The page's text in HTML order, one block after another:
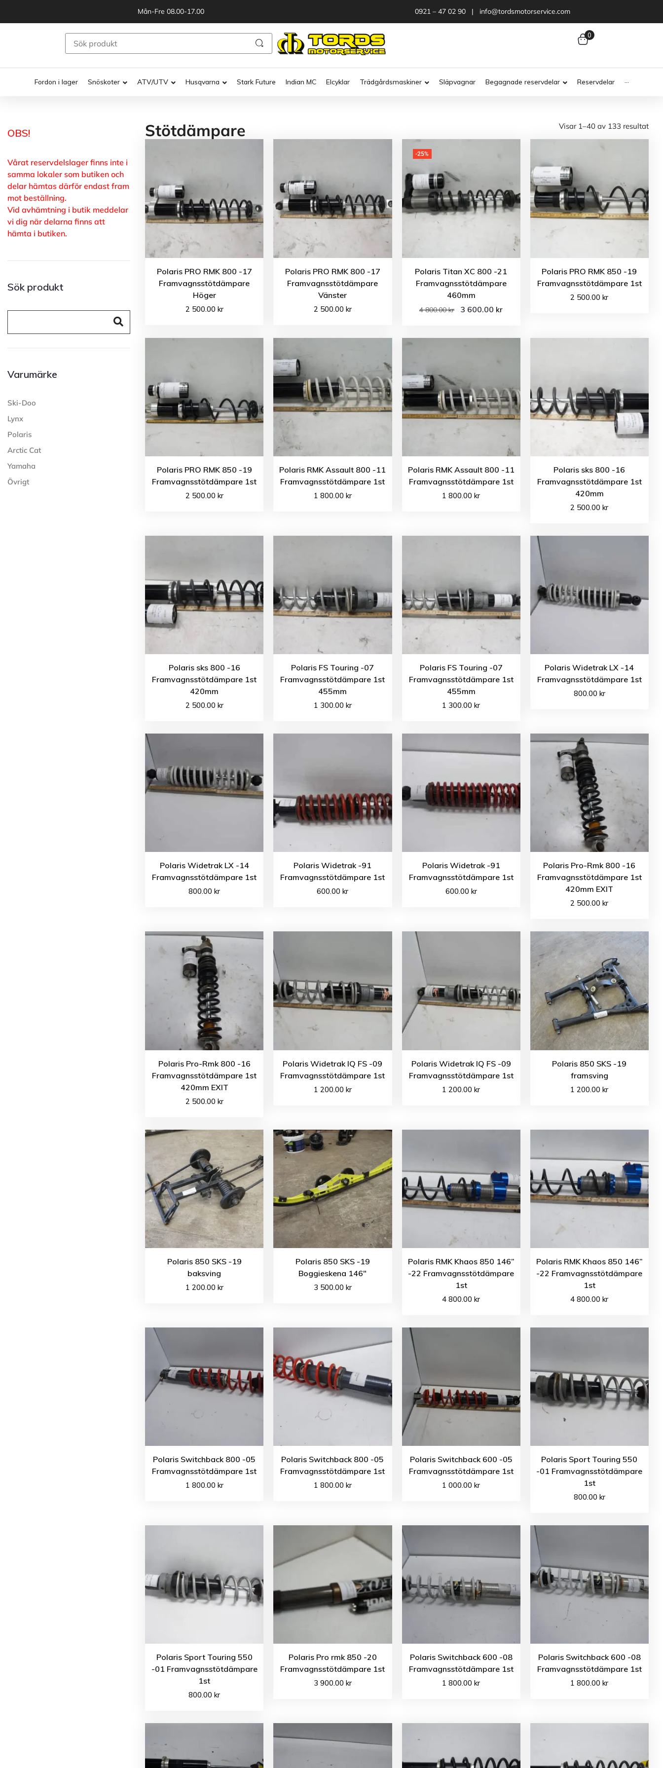
Mån-Fre 08.00-17.00 0921 – 47 02 90 | info@tordsmotorservice.com
0
Fordon i lager Snöskoter ATV/UTV Husqvarna Stark Future Indian MC Elcyklar Trädgårdsmaskiner Släpvagnar Begagnade reservdelar Reservdelar ···
OBS!
Vårat reservdelslager finns inte i
samma lokaler som butiken och
delar hämtas därför endast fram
mot beställning.
Vid avhämtning i butik meddelar
vi dig när delarna finns att
hämta i butiken.
Sök produkt
Varumärke
Ski-Doo
Lynx
Polaris
Arctic Cat
Yamaha
Övrigt
Stötdämpare Visar 1–40 av 133 resultat
Polaris PRO RMK 800 -17
Framvagnsstötdämpare
Höger
2 500.00 kr
Polaris PRO RMK 800 -17
Framvagnsstötdämpare
Vänster
2 500.00 kr
-25%
Polaris Titan XC 800 -21
Framvagnsstötdämpare
460mm
4 800.00kr 3 600.00 kr
Polaris PRO RMK 850 -19
Framvagnsstötdämpare 1st
2 500.00kr
Polaris PRO RMK 850 -19
Framvagnsstötdämpare 1st
2 500.00 kr
Polaris RMK Assault 800 -11
Framvagnsstötdämpare 1st
1 800.00 kr
Polaris RMK Assault 800 -11
Framvagnsstötdämpare 1st
1 800.00kr
Polaris sks 800 -16
Framvagnsstötdämpare 1st
420mm
2 500.00kr
Polaris sks 800 -16
Framvagnsstötdämpare 1st
420mm
2 500.00 kr
Polaris FS Touring -07
Framvagnsstötdämpare 1st
455mm
1 300.00 kr
Polaris FS Touring -07
Framvagnsstötdämpare 1st
455mm
1 300.00kr
Polaris Widetrak LX -14
Framvagnsstötdämpare 1st
800.00 kr
Polaris Widetrak LX -14
Framvagnsstötdämpare 1st
800.00kr
Polaris Widetrak -91
Framvagnsstötdämpare 1st
600.00kr
Polaris Widetrak -91
Framvagnsstötdämpare 1st
600.00 kr
Polaris Pro-Rmk 800 -16
Framvagnsstötdämpare 1st
420mm EXIT
2 500.00kr
Polaris Pro-Rmk 800 -16
Framvagnsstötdämpare 1st
420mm EXIT
2 500.00 kr
Polaris Widetrak IQ FS -09
Framvagnsstötdämpare 1st
1 200.00 kr
Polaris Widetrak IQ FS -09
Framvagnsstötdämpare 1st
1 200.00kr
Polaris 850 SKS -19
framsving
1 200.00kr
Polaris 850 SKS -19
baksving
1 200.00 kr
Polaris 850 SKS -19
Boggieskena 146″
3 500.00 kr
Polaris RMK Khaos 850 146”
-22 Framvagnsstötdämpare
1st
4 800.00kr
Polaris RMK Khaos 850 146”
-22 Framvagnsstötdämpare
1st
4 800.00kr
Polaris Switchback 800 -05
Framvagnsstötdämpare 1st
1 800.00 kr
Polaris Switchback 800 -05
Framvagnsstötdämpare 1st
1 800.00 kr
Polaris Switchback 600 -05
Framvagnsstötdämpare 1st
1 000.00kr
Polaris Sport Touring 550
-01 Framvagnsstötdämpare
1st
800.00 kr
Polaris Sport Touring 550
-01 Framvagnsstötdämpare
1st
800.00kr
Polaris Pro rmk 850 -20
Framvagnsstötdämpare 1st
3 900.00 kr
Polaris Switchback 600 -08
Framvagnsstötdämpare 1st
1 800.00kr
Polaris Switchback 600 -08
Framvagnsstötdämpare 1st
1 800.00kr